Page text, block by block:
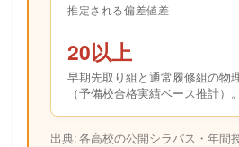
推定される偏差値差
20以上
早期先取り組と通常履修組の物
（予備校合格実績ベース推計）。
出典: 各高校の公開シラバス・年間